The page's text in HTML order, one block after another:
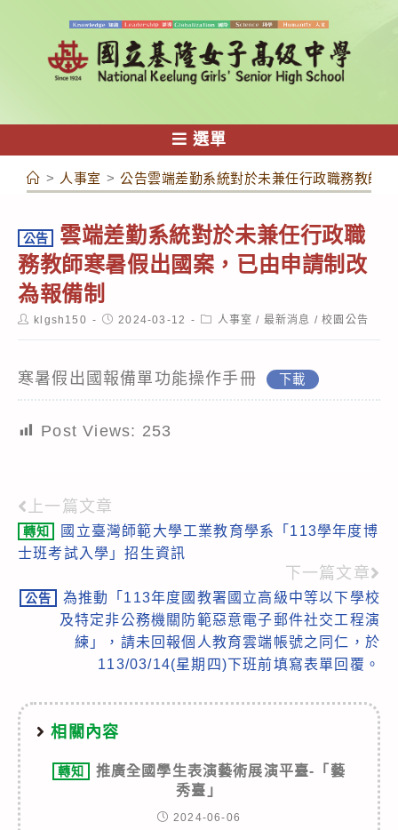
容
選單
> 人事室 > 公告雲端差勤系統對於未兼任行政職務教師
公告
雲端差勤系統對於未兼任行政職
務教師寒暑假出國案，已由申請制改
為報備制
Postklgsh150
Post2024-03-12
Post人事室 / 最新消息 / 校園公告
寒暑假出國報備單功能操作手冊 下載
Post Views: 253
Read
more
上一篇文章
轉知
國立臺灣師範大學工業教育學系「113學年度博
士班考試入學」招生資訊
下一篇文章
公告
為推動「113年度國教署國立高級中等以下學校
及特定非公務機關防範惡意電子郵件社交工程演
練」，請未回報個人教育雲端帳號之同仁，於
113/03/14(星期四)下班前填寫表單回覆。
相關內容
轉知
推廣全國學生表演藝術展演平臺-「藝
秀臺」
2024-06-06